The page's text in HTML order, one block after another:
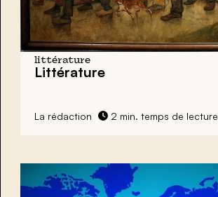
littérature
Littérature
La rédaction 2 min. temps de lecture